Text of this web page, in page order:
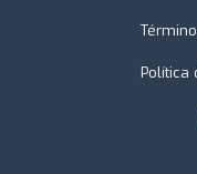
Política